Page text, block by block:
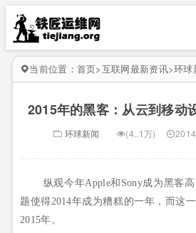
当前位置： 首页>互联网最新资讯>环球
2015年的黑客：从云到移动
环球新闻 (4..1万)
纵观今年Apple和Sony成为黑客
题使得2014年成为糟糕的一年，而这
2015年。